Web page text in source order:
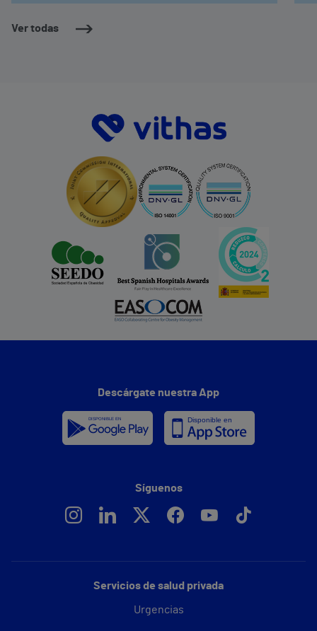
Ver todas
Servicios de salud privada
Urgencias
Descárgate nuestra App
Síguenos